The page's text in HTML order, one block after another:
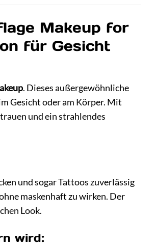
Makeup for
für Gesicht
. Dieses außergewöhnliche
Gesicht oder am Körper. Mit
und ein strahlendes
und sogar Tattoos zuverlässig
maskenhaft zu wirken. Der
Look.
wird: